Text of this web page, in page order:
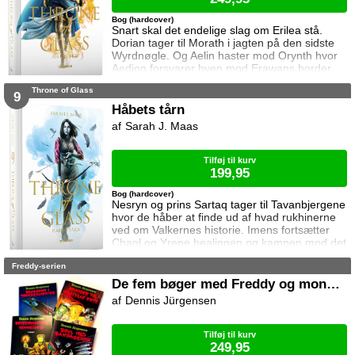
Snart skal det endelige slag om Erilea stå.
Dorian tager til Morath i jagten på den sidste
Wyrdnøgle. Og Aelin haster mod Orynth hvor
Aedion forsvarer byen mod Erawans horder.
Heldigvis er han ikke alene. Men kan deres
mod Erawans rædsler?
Bog (hardcover)
9 Throne of Glass
Håbets tårn
Nesryn og prins Sartaq tager til Tavanbjergene
hvor de håber at finde ud af hvad rukhinerne
ved om Valkernes historie. Imens fortsætter
Chaol og Yrene healingen og kampen mod det
mystiske mørke som lurer inden i ham. Men
deres venner derhjemme.
Bog (hardcover)
Sarah J. Maas
Tilføj til kurv
199,95
Freddy-serien
De fem bøger med Freddy og monstrene
Dennis Jürgensen
Tilføj til kurv
249,95